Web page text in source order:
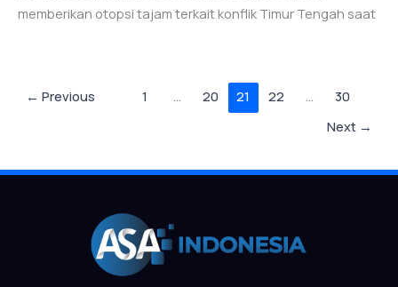
memberikan otopsi tajam terkait konflik Timur Tengah saat
← Previous 1 … 20 21 22 …
30
Next →